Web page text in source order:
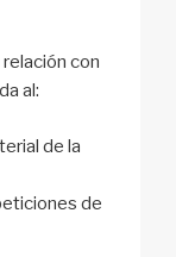
con
al:
de la
de